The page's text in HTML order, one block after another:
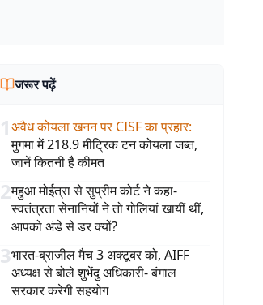
जरूर पढ़ें
1अवैध कोयला खनन पर CISF का प्रहार:
मुगमा में 218.9 मीट्रिक टन कोयला जब्त,
जानें कितनी है कीमत
2महुआ मोईत्रा से सुप्रीम कोर्ट ने कहा-
स्वतंत्रता सेनानियों ने तो गोलियां खायीं थीं,
आपको अंडे से डर क्यों?
3भारत-ब्राजील मैच 3 अक्टूबर को, AIFF
अध्यक्ष से बोले शुभेंदु अधिकारी- बंगाल
सरकार करेगी सहयोग